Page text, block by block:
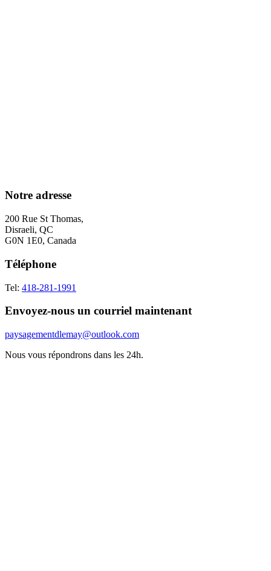
Notre adresse
200 Rue St Thomas,
Disraeli, QC
G0N 1E0, Canada
Téléphone
Tel: 418-281-1991
Envoyez-nous un courriel maintenant
paysagementdlemay@outlook.com
Nous vous répondrons dans les 24h.